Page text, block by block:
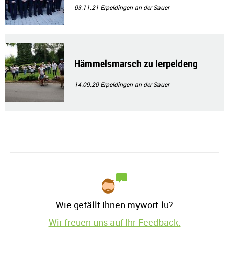
03.11.21 Erpeldingen an der Sauer
Hämmelsmarsch zu Ierpeldeng
14.09.20Erpeldingen an der Sauer
Wie gefällt Ihnen mywort.lu?
Wir freuen uns auf Ihr Feedback.